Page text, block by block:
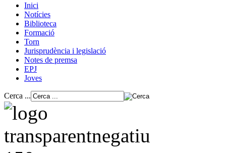
Inici
Notícies
Biblioteca
Formació
Torn
Jurisprudència i legislació
Notes de premsa
EPJ
Joves
Cerca ...